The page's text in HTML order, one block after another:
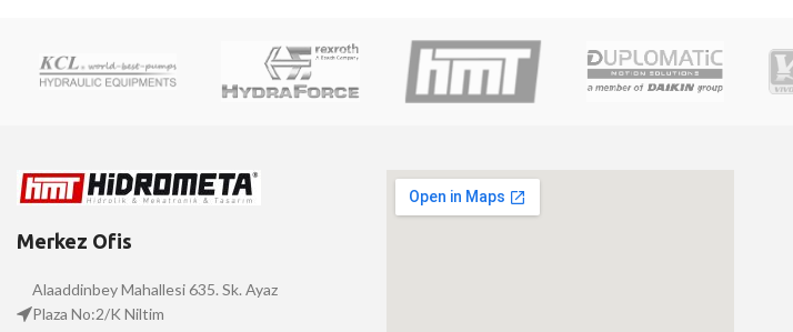
Merkez Ofis
Alaaddinbey Mahallesi 635. Sk. Ayaz
Plaza No:2/K Niltim